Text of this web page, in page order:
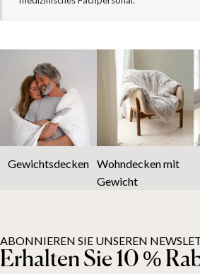
Gewichtsdecken Wohndecken mit
Gewicht
ABONNIEREN SIE UNSEREN
Erhalten Sie 10 %